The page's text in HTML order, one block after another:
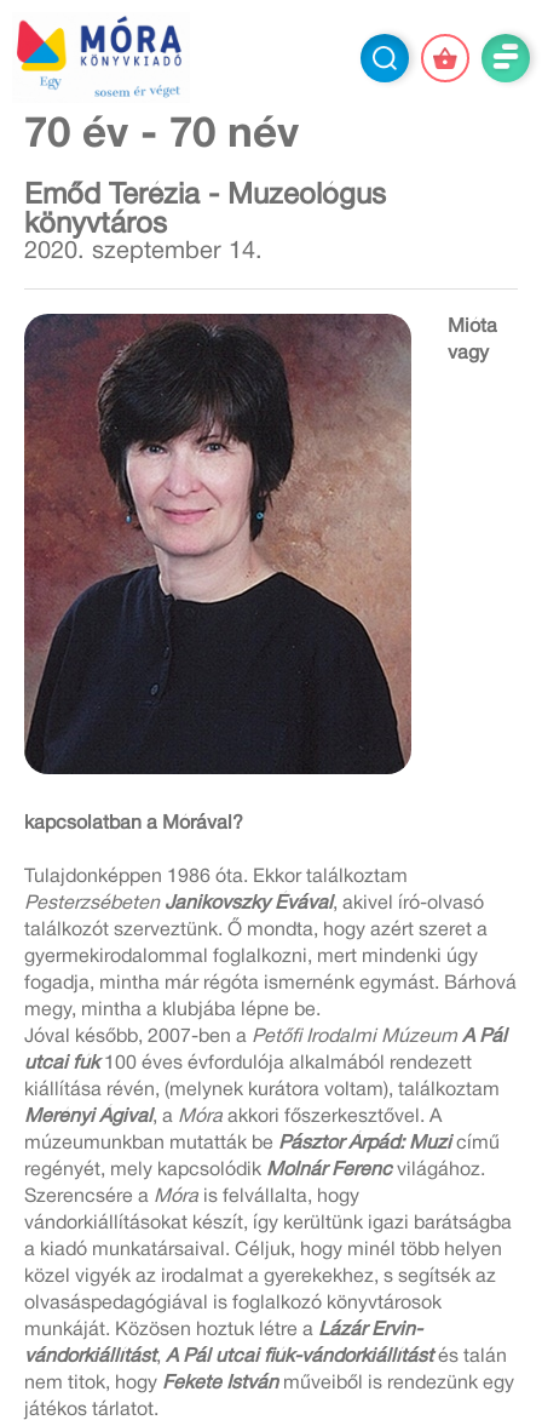
70 év - 70 név
Emőd Terézia - Muzeológus
könyvtáros
2020. szeptember 14.
Mióta
vagy
kapcsolatban a Mórával?
Tulajdonképpen 1986 óta. Ekkor találkoztam
Pesterzsébeten Janikovszky Évával, akivel író-olvasó
találkozót szerveztünk. Ő mondta, hogy azért szeret a
gyermekirodalommal foglalkozni, mert mindenki úgy
fogadja, mintha már régóta ismernénk egymást. Bárhová
megy, mintha a klubjába lépne be.
Jóval később, 2007-ben a Petőfi Irodalmi Múzeum A Pál
utcai fúk100 éves évfordulója alkalmából rendezett
kiállítása révén, (melynek kurátora voltam), találkoztam
Merényi Ágival, a Móra akkori főszerkesztővel. A
múzeumunkban mutatták be Pásztor Árpád: Muzi című
regényét, mely kapcsolódik Molnár Ferencvilágához.
Szerencsére a Móra is felvállalta, hogy
vándorkiállításokat készít, így kerültünk igazi barátságba
a kiadó munkatársaival. Céljuk, hogy minél több helyen
közel vigyék az irodalmat a gyerekekhez, s segítsék az
olvasáspedagógiával is foglalkozó könyvtárosok
munkáját. Közösen hoztuk létre a Lázár Ervin-
vándorkiállítást, A Pál utcai fiúk-vándorkiállítástés talán
nem titok, hogy Fekete István műveiből is rendezünk egy
játékos tárlatot.